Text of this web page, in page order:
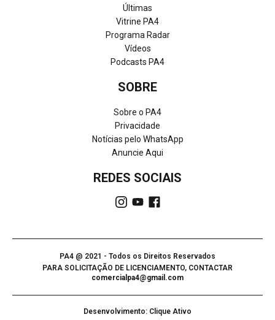
Últimas
Vitrine PA4
Programa Radar
Vídeos
Podcasts PA4
SOBRE
Sobre o PA4
Privacidade
Notícias pelo WhatsApp
Anuncie Aqui
REDES SOCIAIS
PA4 @ 2021 - Todos os Direitos Reservados
PARA SOLICITAÇÃO DE LICENCIAMENTO, CONTACTAR
comercialpa4@gmail.com
Desenvolvimento: Clique Ativo